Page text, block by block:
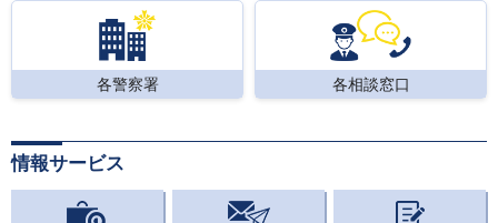
各警察署 各相談窓口
情報サービス